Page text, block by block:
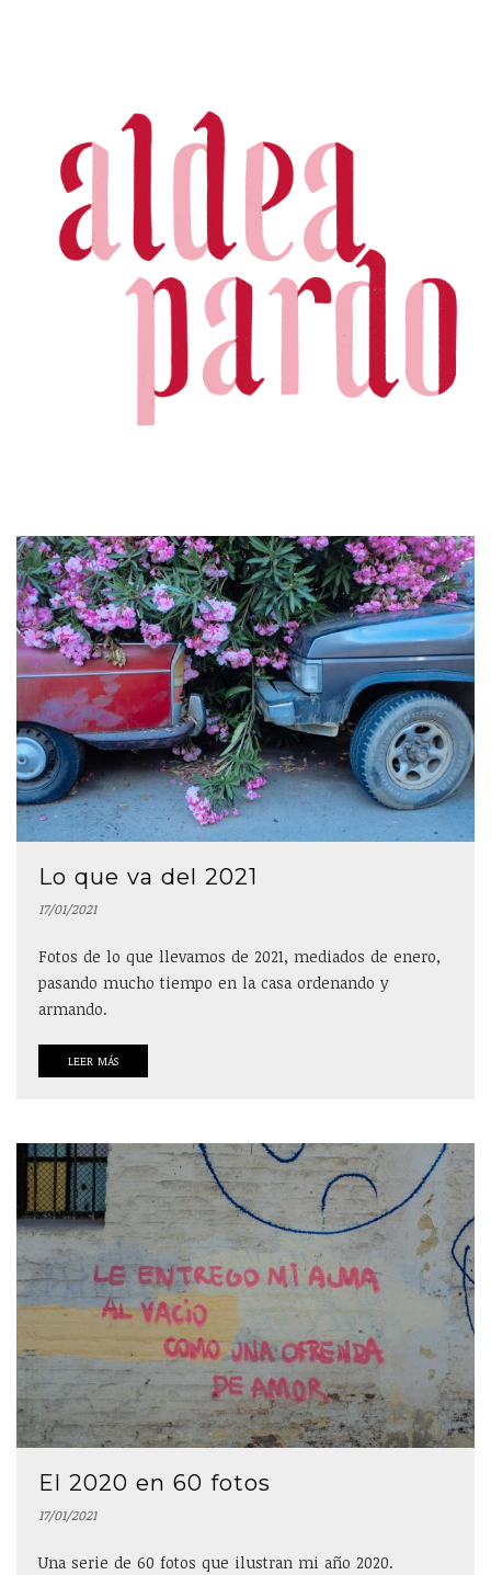
Lo que va del 2021
17/01/2021
Fotos de lo que llevamos de 2021, mediados de enero,
pasando mucho tiempo en la casa ordenando y
armando.
LEER MÁS
El 2020 en 60 fotos
17/01/2021
Una serie de 60 fotos que ilustran mi año 2020.